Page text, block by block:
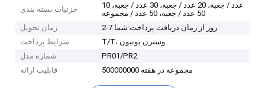
جزئیات بسته بندی
10 عدد / جعبه، 20 عدد / جعبه، 30 عدد / جعبه،
50 عدد / جعبه، 50 عدد / مجموعه
زمان تحویل
2-7 روز از زمان دریافت پرداخت شما
شرایط پرداخت
T/T، وسترن یونیون
شماره مدل
PR01/PR2
قابلیت ارائه
500000000 مجموعه در هفته